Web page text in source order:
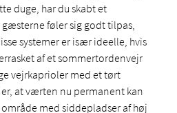
duge, har du skabt et
føler sig godt tilpas,
systemer er især ideelle, hvis
af et sommertordenvejr
vejrkaprioler med et tørt
at værten nu permanent kan
med siddepladser af høj